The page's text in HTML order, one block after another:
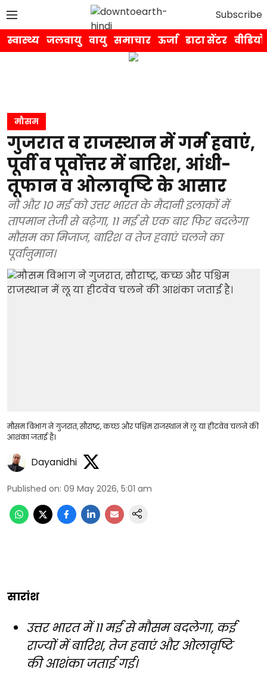
Subscribe
स्वास्थ्य जलवायु वायु समाचार ऊर्जा डाटा सेंटर वीडियो
मौसम
गुजरात व राजस्थान में गर्म हवाएं,
पूर्वी व पूर्वोत्तर में बारिश, आंधी-
तूफान व ओलावृष्टि के आसार
नौ और 10 मई को उत्तर भारत के मैदानी इलाकों में
तापमान तेजी से बढ़ेगा, 11 मई से एक बार फिर बदलेगा
मौसम का मिजाज, बारिश व तेज हवाएं चलने का
पूर्वानुमान।
मौसम विभाग ने गुजरात, सौराष्ट्र, कच्छ और पश्चिम राजस्थान में लू या हीटवेव चलने की
आशंका जताई है।
Dayanidhi
Published on: 09 May 2026, 5:01 am
सारांश
उत्तर भारत में 11 मई से मौसम बदलेगा, कई
राज्यों में बारिश, तेज हवाएं और ओलावृष्टि
की आशंका जताई गई।